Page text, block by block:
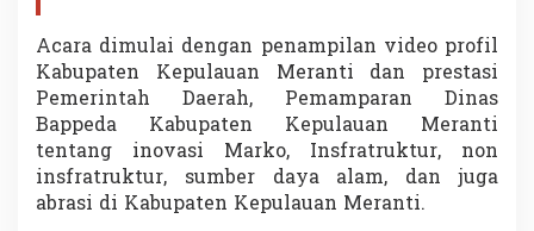
o
r
i
T
h
Acara dimulai dengan penampilan video profil
Kabupaten Kepulauan Meranti dan prestasi
Pemerintah Daerah, Pemamparan Dinas
Bappeda Kabupaten Kepulauan Meranti
tentang inovasi Marko, Insfratruktur, non
insfratruktur, sumber daya alam, dan juga
abrasi di Kabupaten Kepulauan Meranti.